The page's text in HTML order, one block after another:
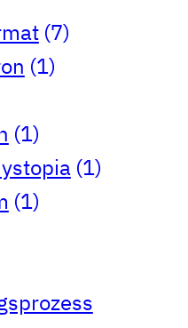
(7)
(1)
(1)
(1)
(1)